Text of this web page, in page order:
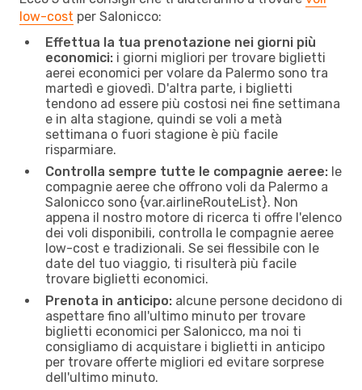
low-cost per Salonicco:
Effettua la tua prenotazione nei giorni più
economici: i giorni migliori per trovare biglietti
aerei economici per volare da Palermo sono tra
martedì e giovedì. D'altra parte, i biglietti
tendono ad essere più costosi nei fine settimana
e in alta stagione, quindi se voli a metà
settimana o fuori stagione è più facile
risparmiare.
Controlla sempre tutte le compagnie aeree: le
compagnie aeree che offrono voli da Palermo a
Salonicco sono {​var.airlineRouteList}. Non
appena il nostro motore di ricerca ti offre l'elenco
dei voli disponibili, controlla le compagnie aeree
low-cost e tradizionali. Se sei flessibile con le
date del tuo viaggio, ti risulterà più facile
trovare biglietti economici.
Prenota in anticipo: alcune persone decidono di
aspettare fino all'ultimo minuto per trovare
biglietti economici per Salonicco, ma noi ti
consigliamo di acquistare i biglietti in anticipo
per trovare offerte migliori ed evitare sorprese
dell'ultimo minuto.